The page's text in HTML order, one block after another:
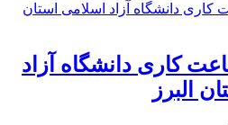
کاری دانشگاه آزاد
البرز